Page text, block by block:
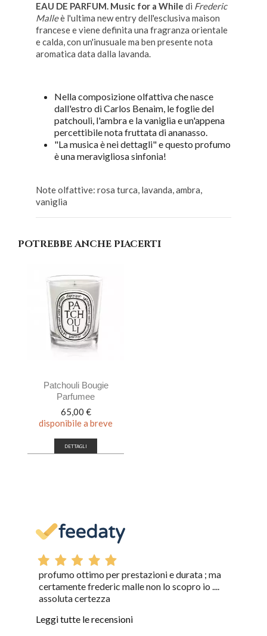
EAU DE PARFUM. Music for a While di Frederic
Malleè l'ultima new entry dell'esclusiva maison
francese e viene definita una fragranza orientale
e calda, con un'inusuale ma ben presente nota
aromatica data dalla lavanda.
Nella composizione olfattiva che nasce
dall'estro di Carlos Benaim, le foglie del
patchouli, l'ambra e la vaniglia e un'appena
percettibile nota fruttata di ananasso.
"La musica è nei dettagli" e questo profumo
è una meravigliosa sinfonia!
Note olfattive: rosa turca, lavanda, ambra,
vaniglia
POTREBBE ANCHE PIACERTI
Patchouli Bougie
Parfumee
Prezzo
65,00 €
disponibile a breve
DETTAGLI
profumo ottimo per prestazioni e durata ; ma
certamente frederic malle non lo scopro io ....
assoluta certezza
Leggi tutte le recensioni